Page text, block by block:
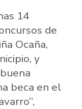
14
de
Ocaña,
y
beca en el